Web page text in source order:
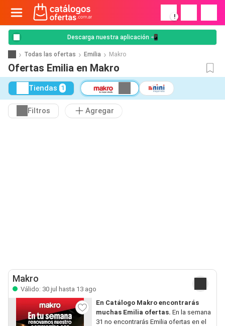
!
Descarga nuestra aplicación 📲
Todas las ofertas Emilia Makro
Ofertas Emilia en Makro
Tiendas 1
Filtros Agregar
Makro
Válido: 30 jul hasta 13 ago
En Catálogo Makro encontrarás
muchas Emilia ofertas. En la semana
31 no encontrarás Emilia ofertas en el